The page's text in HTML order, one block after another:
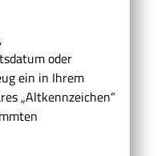
oder
ein in Ihrem
„Altkennzeichen“